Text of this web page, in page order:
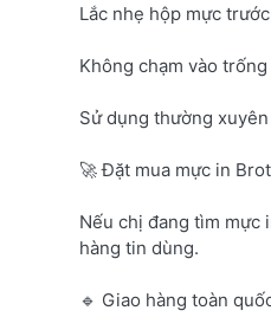
Lắc nhẹ hộp mực
Không chạm vào
Sử dụng thường
🚀 Đặt mua mực in
Nếu chị đang tìm mực
hàng tin dùng.
🔹 Giao hàng toàn